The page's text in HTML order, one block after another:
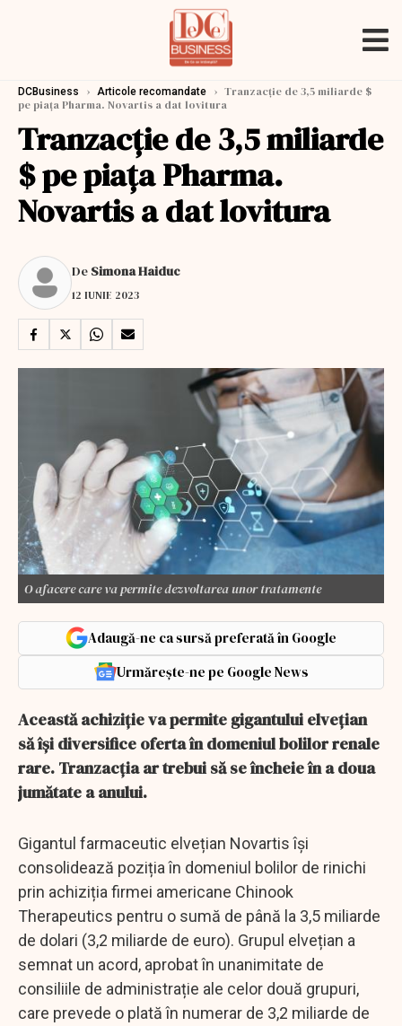
DCBusiness › Articole recomandate › Tranzacție de 3,5 miliarde $
pe piața Pharma. Novartis a dat lovitura
Tranzacție de 3,5 miliarde
$ pe piața Pharma.
Novartis a dat lovitura
De Simona Haiduc
12 IUNIE 2023
O afacere care va permite dezvoltarea unor tratamente
Adaugă-ne ca sursă preferată în Google
Urmărește-ne pe Google News
Această achiziție va permite gigantului elvețian
să își diversifice oferta în domeniul bolilor renale
rare. Tranzacția ar trebui să se încheie în a doua
jumătate a anului.
Gigantul farmaceutic elvețian Novartis își
consolidează poziția în domeniul bolilor de rinichi
prin achiziția firmei americane Chinook
Therapeutics pentru o sumă de până la 3,5 miliarde
de dolari (3,2 miliarde de euro). Grupul elvețian a
semnat un acord, aprobat în unanimitate de
consiliile de administrație ale celor două grupuri,
care prevede o plată în numerar de 3,2 miliarde de